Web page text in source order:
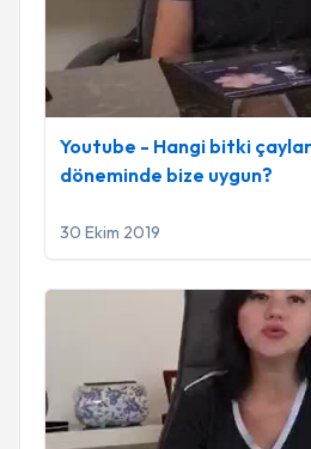
Youtube - Hangi bitki
döneminde bize uygun?
30 Ekim 2019
Youtube - Gebelikte bitki çayı